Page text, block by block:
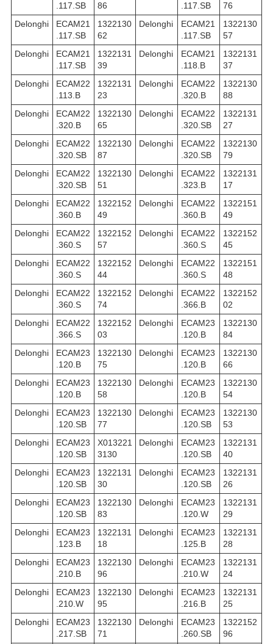
.117.SB
86
.117.SB
76
Delonghi
ECAM21
.117.SB
1322130
62
Delonghi
ECAM21
.117.SB
1322130
57
Delonghi
ECAM21
.117.SB
1322131
39
Delonghi
ECAM21
.118.B
1322131
37
Delonghi
ECAM22
.113.B
1322131
23
Delonghi
ECAM22
.320.B
1322130
88
Delonghi
ECAM22
.320.B
1322130
65
Delonghi
ECAM22
.320.SB
1322131
27
Delonghi
ECAM22
.320.SB
1322130
87
Delonghi
ECAM22
.320.SB
1322130
79
Delonghi
ECAM22
.320.SB
1322130
51
Delonghi
ECAM22
.323.B
1322131
17
Delonghi
ECAM22
.360.B
1322152
49
Delonghi
ECAM22
.360.B
1322151
49
Delonghi
ECAM22
.360.S
1322152
57
Delonghi
ECAM22
.360.S
1322152
45
Delonghi
ECAM22
.360.S
1322152
44
Delonghi
ECAM22
.360.S
1322151
48
Delonghi
ECAM22
.360.S
1322152
74
Delonghi
ECAM22
.366.B
1322152
02
Delonghi
ECAM22
.366.S
1322152
03
Delonghi
ECAM23
.120.B
1322130
84
Delonghi
ECAM23
.120.B
1322130
75
Delonghi
ECAM23
.120.B
1322130
66
Delonghi
ECAM23
.120.B
1322130
58
Delonghi
ECAM23
.120.B
1322130
54
Delonghi
ECAM23
.120.SB
1322130
77
Delonghi
ECAM23
.120.SB
1322130
53
Delonghi
ECAM23
.120.SB
X013221
3130
Delonghi
ECAM23
.120.SB
1322131
40
Delonghi
ECAM23
.120.SB
1322131
30
Delonghi
ECAM23
.120.SB
1322131
26
Delonghi
ECAM23
.120.SB
1322130
83
Delonghi
ECAM23
.120.W
1322131
29
Delonghi
ECAM23
.123.B
1322131
18
Delonghi
ECAM23
.125.B
1322131
28
Delonghi
ECAM23
.210.B
1322130
96
Delonghi
ECAM23
.210.W
1322131
24
Delonghi
ECAM23
.210.W
1322130
95
Delonghi
ECAM23
.216.B
1322131
25
Delonghi
ECAM23
.217.SB
1322130
71
Delonghi
ECAM23
.260.SB
1322152
96